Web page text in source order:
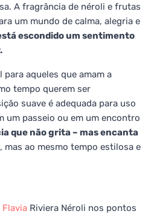
A fragrância de néroli e frutas
um mundo de calma, alegria e
escondido um sentimento
para aqueles que amam a
tempo querem ser
suave é adequada para uso
um passeio ou em um encontro
que não grita – mas encanta
mas ao mesmo tempo estilosa e
Flavia Riviera Néroli nos pontos